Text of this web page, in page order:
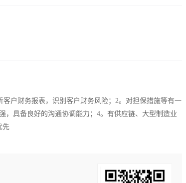
户财务报表，识别客户财务风险；2。对担保措施等有一
，具备良好的沟通协调能力；4。有供应链、大型制造业
先